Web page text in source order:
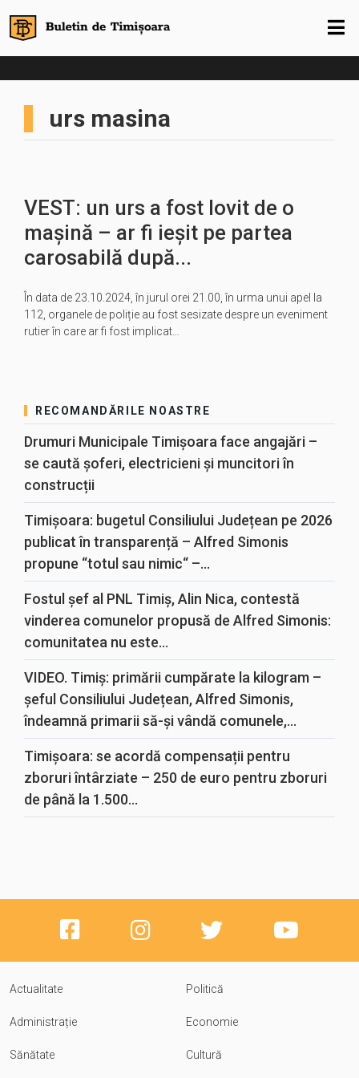
urs masina
VEST: un urs a fost lovit de o
mașină – ar fi ieșit pe partea
carosabilă după...
În data de 23.10.2024, în jurul orei 21.00, în urma unui apel la
112, organele de poliție au fost sesizate despre un eveniment
rutier în care ar fi fost implicat…
RECOMANDĂRILE NOASTRE
Drumuri Municipale Timișoara face angajări –
se caută șoferi, electricieni și muncitori în
construcții
Timișoara: bugetul Consiliului Județean pe 2026
publicat în transparență – Alfred Simonis
propune “totul sau nimic“ –...
Fostul șef al PNL Timiș, Alin Nica, contestă
vinderea comunelor propusă de Alfred Simonis:
comunitatea nu este...
VIDEO. Timiș: primării cumpărate la kilogram –
șeful Consiliului Județean, Alfred Simonis,
îndeamnă primarii să-și vândă comunele,...
Timișoara: se acordă compensații pentru
zboruri întârziate – 250 de euro pentru zboruri
de până la 1.500...
Actualitate Politică
Administrație Economie
Sănătate Cultură